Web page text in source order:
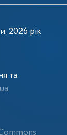
2026 рік
та